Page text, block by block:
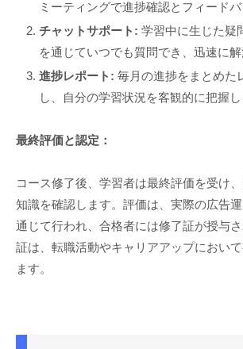
ミーティングで進捗確認とフィードバ
チャットサポート: 学習中に生じた疑
を通じていつでも質問でき、迅速に解
進捗レポート: 毎月の進捗をまとめた
し、自分の学習状況を客観的に把握し
最終評価と認定：
コース修了後、学習者は最終評価を受け
知識を確認します。評価は、実際の広告
通じて行われ、合格者には修了証が授与
証は、転職活動やキャリアアップにおい
ます。